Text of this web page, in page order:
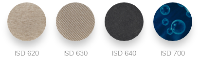
ISD 620 ISD 630 ISD 640 ISD 700